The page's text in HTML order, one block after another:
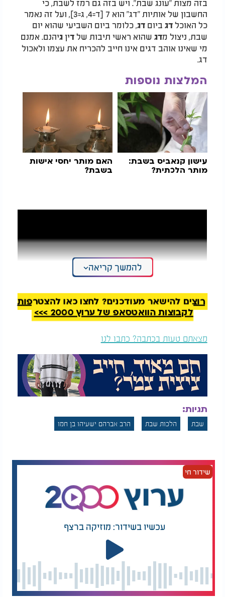
בזה מצות "עונג שבת". ויש בזה גם רמז לשבת, כי
החשבון של אותיות "דג" הוא 7 [ד=4, ג=3], ועל זה נאמר
כל האוכלדג ביוםדג, כלומר ביום השביעי שהוא יום
שבת, ניצול מדג שהוא ראשי תיבות שלדיןגיהנם. אמנם
מי שאינו אוהב דגים אינו חייב להכריח את עצמו ולאכול
דג.
המלצות נוספות
עישון קנאביס בשבת:
מותר הלכתית?
האם מותר יחסי אישות
בשבת?
סוד קידוש ליל שבת: "שפע, ברכה והצלחה"
להמשך קריאה
רוצים להישאר מעודכנים? לחצו כאן להצטרפות
לקבוצות הוואטסאפ של ערוץ 2000 >>>
מצאתם טעות בכתבה? כתבו לנו
תגיות:
שבת הלכות שבת הרב אברהם ישעיהו בן חמו
שידור חי
עכשיו בשידור: מוזיקה ברצף